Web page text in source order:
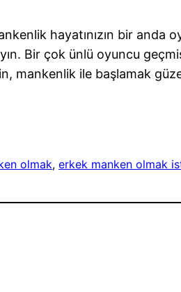
hayatınızın bir anda
Bir çok ünlü oyuncu
mankenlik ile başlamak
olmak, erkek manken olmak